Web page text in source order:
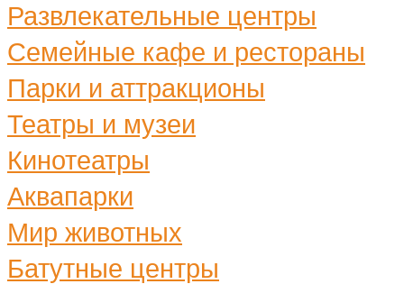
Развлекательные центры
Семейные кафе и рестораны
Парки и аттракционы
Театры и музеи
Кинотеатры
Аквапарки
Мир животных
Батутные центры